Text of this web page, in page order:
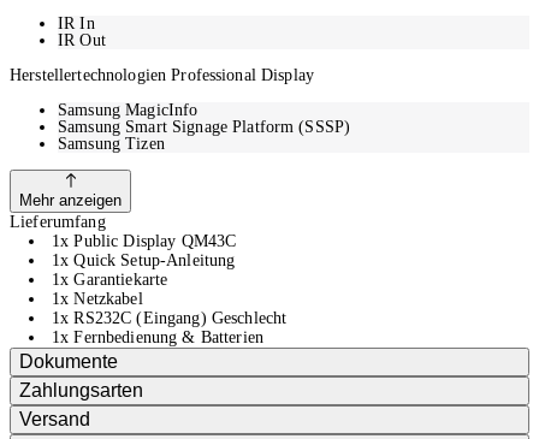
IR In
IR Out
Herstellertechnologien Professional Display
Samsung MagicInfo
Samsung Smart Signage Platform (SSSP)
Samsung Tizen
Mehr anzeigen
Lieferumfang
1x Public Display QM43C
1x Quick Setup-Anleitung
1x Garantiekarte
1x Netzkabel
1x RS232C (Eingang) Geschlecht
1x Fernbedienung & Batterien
Dokumente
Zahlungsarten
Versand